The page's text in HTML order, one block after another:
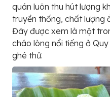
quán luôn thu hút lượng
truyền thống, chất lượng
Đây được xem là một
cháo lòng nổi tiếng ở
ghé thử.